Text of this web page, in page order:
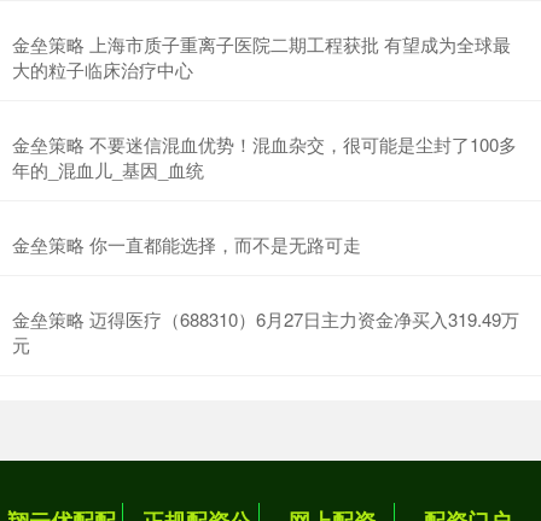
金垒策略 上海市质子重离子医院二期工程获批 有望成为全球最
大的粒子临床治疗中心
金垒策略 不要迷信混血优势！混血杂交，很可能是尘封了100多
年的_混血儿_基因_血统
金垒策略 你一直都能选择，而不是无路可走
金垒策略 迈得医疗（688310）6月27日主力资金净买入319.49万
元